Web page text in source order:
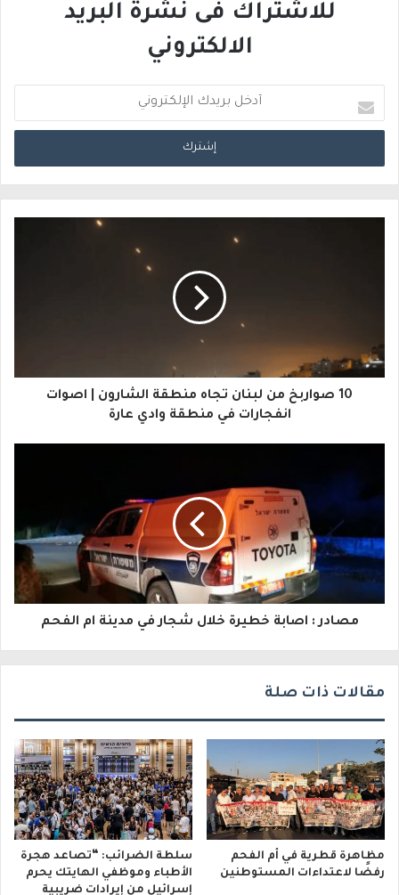
للاشتراك فى نشرة البريد
الالكتروني
د
خ
ك
ا
إ
ت
ر
و
10 صواربخ من لبنان تجاه منطقة الشارون | اصوات
انفجارات في منطقة وادي عارة
مصادر : اصابة خطيرة خلال شجار في مدينة ام الفحم
مقالات ذات صلة
مظاهرة قطرية في أم الفحم
رفضًا لاعتداءات المستوطنين
سلطة الضرائب: “تصاعد هجرة
الأطباء وموظفي الهايتك يحرم
إسرائيل من إيرادات ضريبية